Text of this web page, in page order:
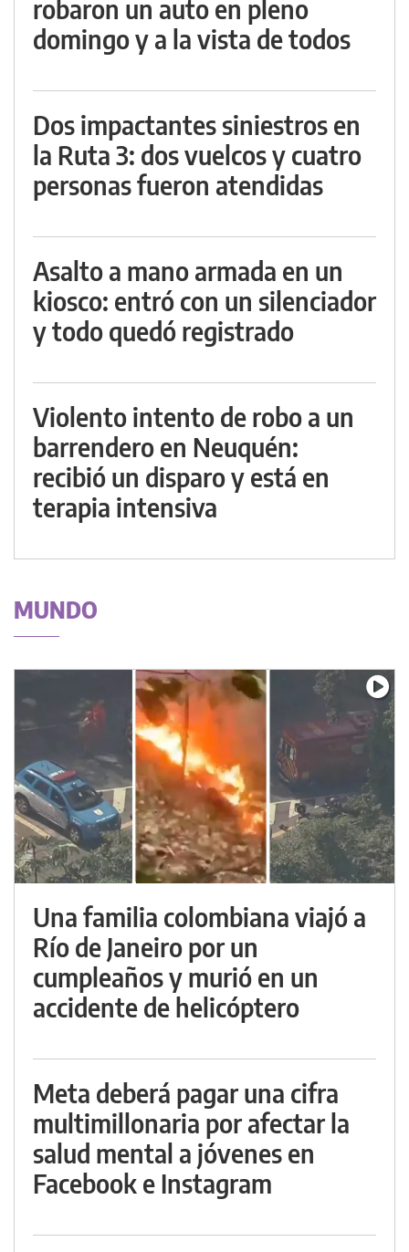
robaron un auto en pleno
domingo y a la vista de todos
Dos impactantes siniestros en
la Ruta 3: dos vuelcos y cuatro
personas fueron atendidas
Asalto a mano armada en un
kiosco: entró con un silenciador
y todo quedó registrado
Violento intento de robo a un
barrendero en Neuquén:
recibió un disparo y está en
terapia intensiva
MUNDO
Una familia colombiana viajó a
Río de Janeiro por un
cumpleaños y murió en un
accidente de helicóptero
Meta deberá pagar una cifra
multimillonaria por afectar la
salud mental a jóvenes en
Facebook e Instagram